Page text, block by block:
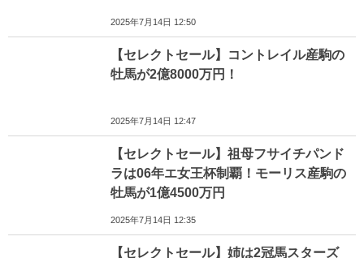
2025年7月14日 12:50
【セレクトセール】コントレイル産駒の
牡馬が2億8000万円！
2025年7月14日 12:47
【セレクトセール】祖母フサイチパンド
ラは06年エ女王杯制覇！モーリス産駒の
牡馬が1億4500万円
2025年7月14日 12:35
【セレクトセール】姉は2冠馬スターズ